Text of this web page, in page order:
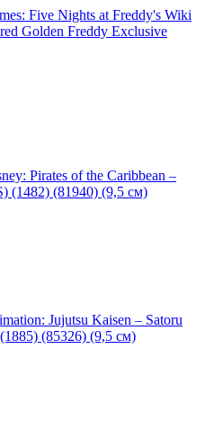
Five Nights at Freddy's Wiki
Golden Freddy Exclusive
Pirates of the Caribbean –
(1482) (81940) (9,5 см)
Jujutsu Kaisen – Satoru
(85326) (9,5 см)